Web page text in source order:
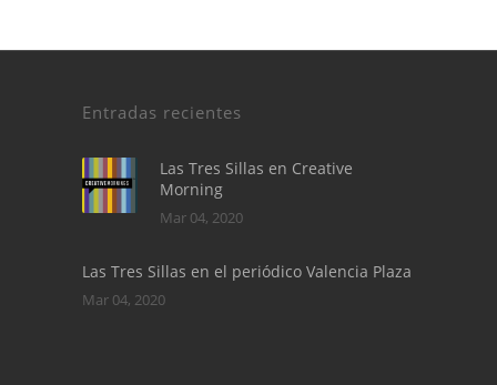
Entradas recientes
Las Tres Sillas en Creative
Morning
Mar 04, 2020
Las Tres Sillas en el periódico Valencia Plaza
Mar 04, 2020